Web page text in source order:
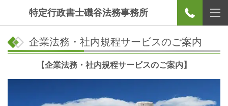
特定行政書士磯谷法務事務所
企業法務・社内規程サービスのご案内
【企業法務・社内規程サービスのご案内】